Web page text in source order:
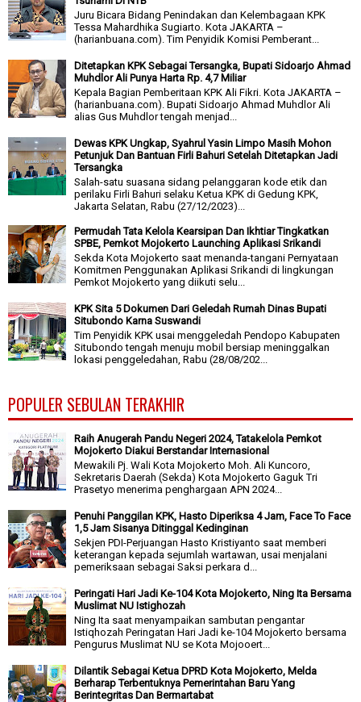
Juru Bicara Bidang Penindakan dan Kelembagaan KPK
Tessa Mahardhika Sugiarto. Kota JAKARTA –
(harianbuana.com). Tim Penyidik Komisi Pemberant...
Ditetapkan KPK Sebagai Tersangka, Bupati Sidoarjo Ahmad
Muhdlor Ali Punya Harta Rp. 4,7 Miliar
Kepala Bagian Pemberitaan KPK Ali Fikri. Kota JAKARTA –
(harianbuana.com). Bupati Sidoarjo Ahmad Muhdlor Ali
alias Gus Muhdlor tengah menjad...
Dewas KPK Ungkap, Syahrul Yasin Limpo Masih Mohon
Petunjuk Dan Bantuan Firli Bahuri Setelah Ditetapkan Jadi
Tersangka
Salah-satu suasana sidang pelanggaran kode etik dan
perilaku Firli Bahuri selaku Ketua KPK di Gedung KPK,
Jakarta Selatan, Rabu (27/12/2023)...
Permudah Tata Kelola Kearsipan Dan Ikhtiar Tingkatkan
SPBE, Pemkot Mojokerto Launching Aplikasi Srikandi
Sekda Kota Mojokerto saat menanda-tangani Pernyataan
Komitmen Penggunakan Aplikasi Srikandi di lingkungan
Pemkot Mojokerto yang diikuti selu...
KPK Sita 5 Dokumen Dari Geledah Rumah Dinas Bupati
Situbondo Karna Suswandi
Tim Penyidik KPK usai menggeledah Pendopo Kabupaten
Situbondo tengah menuju mobil bersiap meninggalkan
lokasi penggeledahan, Rabu (28/08/202...
POPULER SEBULAN TERAKHIR
Raih Anugerah Pandu Negeri 2024, Tatakelola Pemkot
Mojokerto Diakui Berstandar Internasional
Mewakili Pj. Wali Kota Mojokerto Moh. Ali Kuncoro,
Sekretaris Daerah (Sekda) Kota Mojokerto Gaguk Tri
Prasetyo menerima penghargaan APN 2024...
Penuhi Panggilan KPK, Hasto Diperiksa 4 Jam, Face To Face
1,5 Jam Sisanya Ditinggal Kedinginan
Sekjen PDI-Perjuangan Hasto Kristiyanto saat memberi
keterangan kepada sejumlah wartawan, usai menjalani
pemeriksaan sebagai Saksi perkara d...
Peringati Hari Jadi Ke-104 Kota Mojokerto, Ning Ita Bersama
Muslimat NU Istighozah
Ning Ita saat menyampaikan sambutan pengantar
Istiqhozah Peringatan Hari Jadi ke-104 Mojokerto bersama
Pengurus Muslimat NU se Kota Mojooert...
Dilantik Sebagai Ketua DPRD Kota Mojokerto, Melda
Berharap Terbentuknya Pemerintahan Baru Yang
Berintegritas Dan Bermartabat